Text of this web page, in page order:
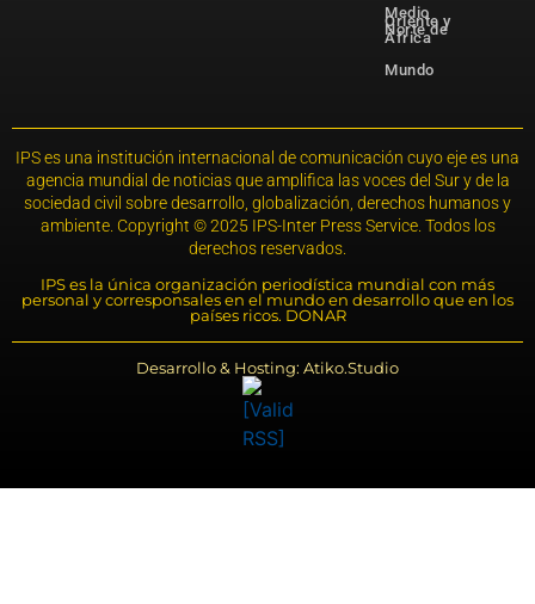
Medio
Oriente y
Norte de
África
Mundo
IPS es una institución internacional de comunicación cuyo eje es una
agencia mundial de noticias que amplifica las voces del Sur y de la
sociedad civil sobre desarrollo, globalización, derechos humanos y
ambiente. Copyright © 2025 IPS-Inter Press Service. Todos los
derechos reservados.
IPS es la única organización periodística mundial con más
personal y corresponsales en el mundo en desarrollo que en los
países ricos. DONAR
Desarrollo & Hosting: Atiko.Studio